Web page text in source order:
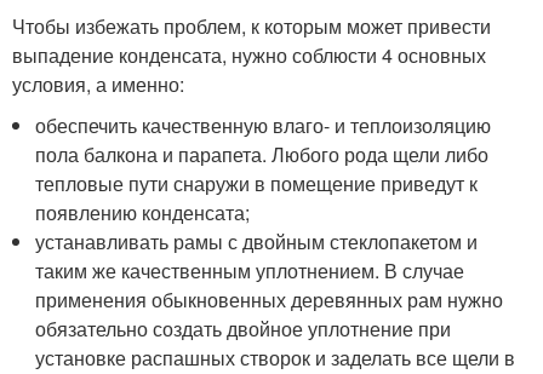
Чтобы избежать проблем, к которым может привести
выпадение конденсата, нужно соблюсти 4 основных
условия, а именно:
обеспечить качественную влаго- и теплоизоляцию
пола балкона и парапета. Любого рода щели либо
тепловые пути снаружи в помещение приведут к
появлению конденсата;
устанавливать рамы с двойным стеклопакетом и
таким же качественным уплотнением. В случае
применения обыкновенных деревянных рам нужно
обязательно создать двойное уплотнение при
установке распашных створок и заделать все щели в